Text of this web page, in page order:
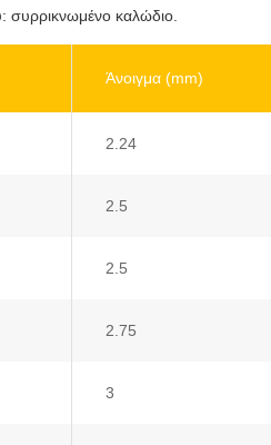
συρρικνωμένο καλώδιο.
Άνοιγμα (mm)
2.24
2.5
2.5
2.75
3